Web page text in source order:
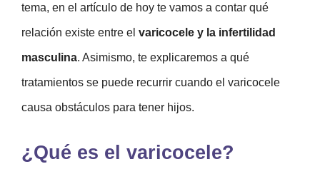
tema, en el artículo de hoy te vamos a contar qué
relación existe entre el varicocele y la infertilidad
masculina. Asimismo, te explicaremos a qué
tratamientos se puede recurrir cuando el varicocele
causa obstáculos para tener hijos.
¿Qué es el varicocele?